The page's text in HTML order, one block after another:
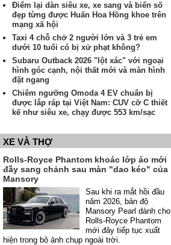
Điểm lại dàn siêu xe, xe sang và biển số
đẹp từng được Huấn Hoa Hồng khoe trên
mạng xã hội
Taxi 4 chỗ chở 2 người lớn và 3 trẻ em
dưới 10 tuổi có bị xử phạt không?
Subaru Outback 2026 "lột xác" với ngoại
hình góc cạnh, nội thất mới và màn hình
đặt ngang
Chiêm ngưỡng Omoda 4 EV chuẩn bị
được lắp ráp tại Việt Nam: CUV cỡ C thiết
kế như siêu xe, chạy được 553 km/sạc
XE VÀ THỢ
Rolls-Royce Phantom khoác lớp áo mới
đầy sang chảnh sau màn "dao kéo" của
Mansory
Sau khi ra mắt hồi đầu
năm 2026, bản độ
Mansory Pearl dành cho
Rolls-Royce Phantom
mới đây tiếp tục xuất
hiện trong bộ ảnh chụp ngoài trời.